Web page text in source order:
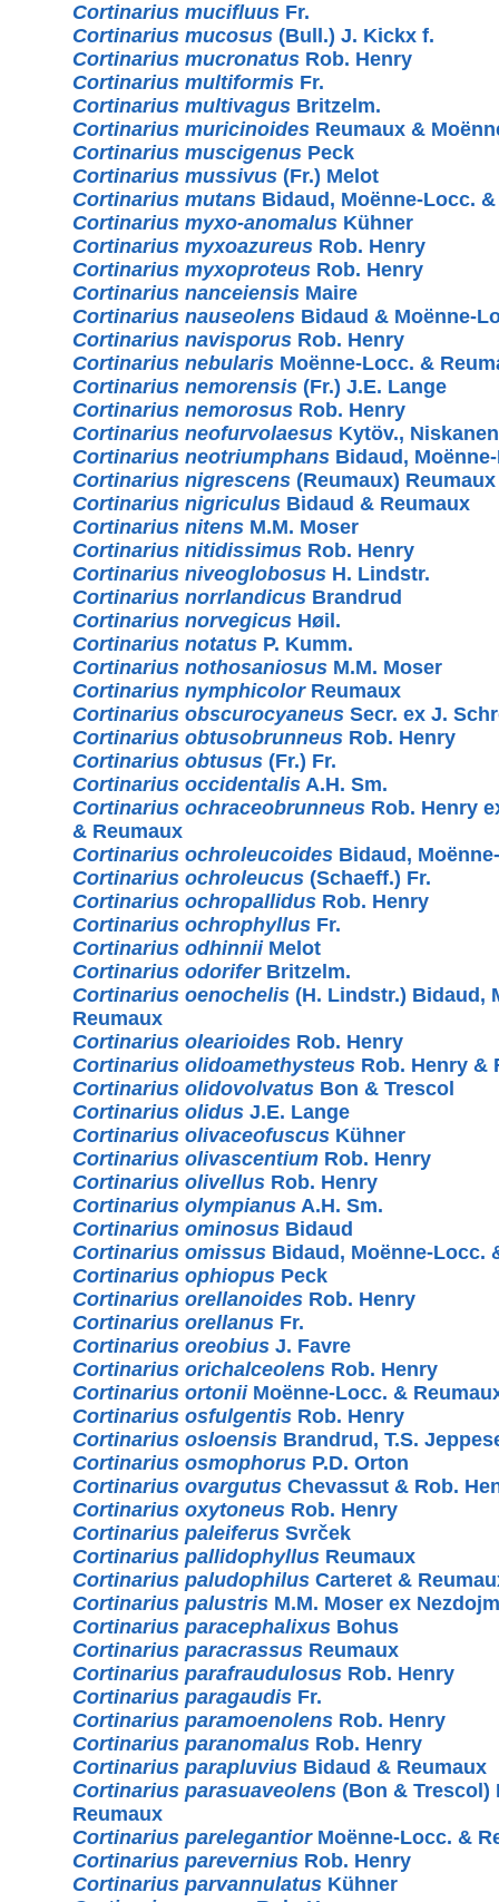
Cortinarius mucifluus Fr.
Cortinarius mucosus (Bull.) J. Kickx f.
Cortinarius mucronatus Rob. Henry
Cortinarius multiformis Fr.
Cortinarius multivagus Britzelm.
Cortinarius muricinoides Reumaux &
Cortinarius muscigenus Peck
Cortinarius mussivus (Fr.) Melot
Cortinarius mutans Bidaud, Moënne-Locc.
Cortinarius myxo-anomalus Kühner
Cortinarius myxoazureus Rob. Henry
Cortinarius myxoproteus Rob. Henry
Cortinarius nanceiensis Maire
Cortinarius nauseolens Bidaud & Moënne-
Cortinarius navisporus Rob. Henry
Cortinarius nebularis Moënne-Locc. &
Cortinarius nemorensis (Fr.) J.E. Lange
Cortinarius nemorosus Rob. Henry
Cortinarius neofurvolaesus Kytöv.,
Cortinarius neotriumphans Bidaud,
Cortinarius nigrescens (Reumaux) Reumaux
Cortinarius nigriculus Bidaud & Reumaux
Cortinarius nitens M.M. Moser
Cortinarius nitidissimus Rob. Henry
Cortinarius niveoglobosus H. Lindstr.
Cortinarius norrlandicus Brandrud
Cortinarius norvegicus Høil.
Cortinarius notatus P. Kumm.
Cortinarius nothosaniosus M.M. Moser
Cortinarius nymphicolorReumaux
Cortinarius obscurocyaneus Secr. ex J.
Cortinarius obtusobrunneus Rob. Henry
Cortinarius obtusus (Fr.) Fr.
Cortinarius occidentalis A.H. Sm.
Cortinarius ochraceobrunneus Rob. Henry
& Reumaux
Cortinarius ochroleucoides Bidaud,
Cortinarius ochroleucus (Schaeff.) Fr.
Cortinarius ochropallidus Rob. Henry
Cortinarius ochrophyllus Fr.
Cortinarius odhinniiMelot
Cortinarius odoriferBritzelm.
Cortinarius oenochelis (H. Lindstr.) Bidaud,
Reumaux
Cortinarius olearioides Rob. Henry
Cortinarius olidoamethysteus Rob. Henry &
Cortinarius olidovolvatus Bon & Trescol
Cortinarius olidus J.E. Lange
Cortinarius olivaceofuscus Kühner
Cortinarius olivascentium Rob. Henry
Cortinarius olivellus Rob. Henry
Cortinarius olympianus A.H. Sm.
Cortinarius ominosus Bidaud
Cortinarius omissus Bidaud, Moënne-Locc.
Cortinarius ophiopus Peck
Cortinarius orellanoides Rob. Henry
Cortinarius orellanus Fr.
Cortinarius oreobius J. Favre
Cortinarius orichalceolens Rob. Henry
Cortinarius ortoniiMoënne-Locc. &
Cortinarius osfulgentis Rob. Henry
Cortinarius osloensis Brandrud, T.S.
Cortinarius osmophorus P.D. Orton
Cortinarius ovargutus Chevassut & Rob.
Cortinarius oxytoneus Rob. Henry
Cortinarius paleiferus Svrček
Cortinarius pallidophyllus Reumaux
Cortinarius paludophilus Carteret &
Cortinarius palustris M.M. Moser ex
Cortinarius paracephalixus Bohus
Cortinarius paracrassus Reumaux
Cortinarius parafraudulosus Rob. Henry
Cortinarius paragaudis Fr.
Cortinarius paramoenolens Rob. Henry
Cortinarius paranomalus Rob. Henry
Cortinarius parapluvius Bidaud & Reumaux
Cortinarius parasuaveolens (Bon & Trescol)
Reumaux
Cortinarius parelegantiorMoënne-Locc. &
Cortinarius parevernius Rob. Henry
Cortinarius parvannulatus Kühner